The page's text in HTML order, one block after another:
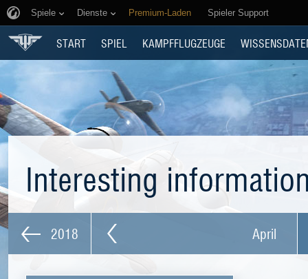
Spiele Dienste Premium-Laden Spieler Support
START SPIEL KAMPFFLUGZEUGE
Interesting
2018 April